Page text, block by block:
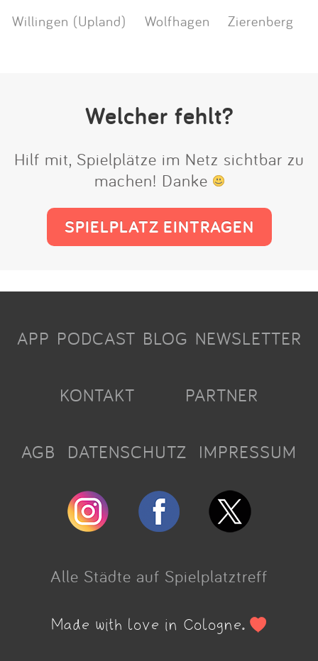
Willingen (Upland)
Wolfhagen Zierenberg
Welcher fehlt?
Hilf mit, Spielplätze im Netz sichtbar zu
machen! Danke
SPIELPLATZ EINTRAGEN
APP PODCAST BLOG NEWSLETTER
KONTAKT PARTNER
AGB DATENSCHUTZ IMPRESSUM
Alle Städte auf Spielplatztreff
Made with love in Cologne.